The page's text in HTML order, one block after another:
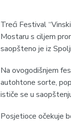
Treći Festival
Mostaru s ciljem
saopšteno je iz
Na ovogodišnjem
autohtone sorte,
ističe se u
Posjetioce očekuje